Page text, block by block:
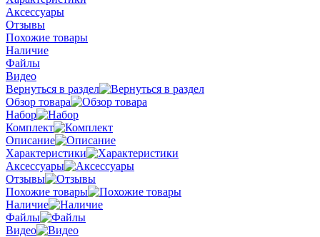
Аксессуары
Отзывы
Похожие товары
Наличие
Файлы
Видео
Вернуться в раздел
Обзор товара
Набор
Комплект
Описание
Характеристики
Аксессуары
Отзывы
Похожие товары
Наличие
Файлы
Видео